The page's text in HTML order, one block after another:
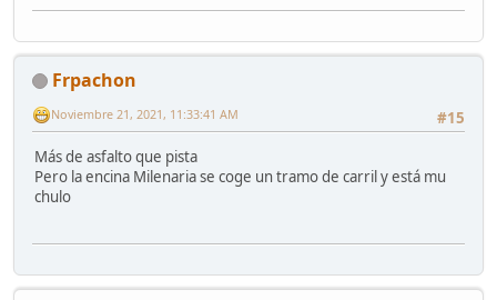
Frpachon
#15
Noviembre 21, 2021, 11:33:41 AM
Más de asfalto que pista
Pero la encina Milenaria se coge un tramo de carril y está mu
chulo